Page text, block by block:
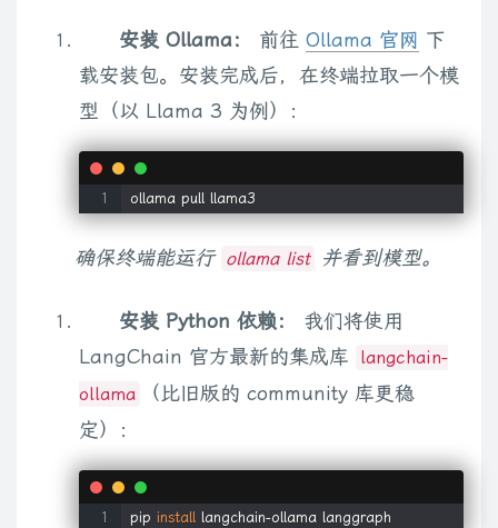
安装 Ollama： 前往 Ollama 官网 下
载安装包。安装完成后，在终端拉取一个模
型（以 Llama 3 为例）：
ollama pull llama3
确保终端能运行 ollama list 并看到模型。
安装 Python 依赖：
我们将使用
LangChain 官方最新的集成库
langchain-
ollama
（比旧版的 community 库更稳
定）：
pip install langchain-ollama langgraph